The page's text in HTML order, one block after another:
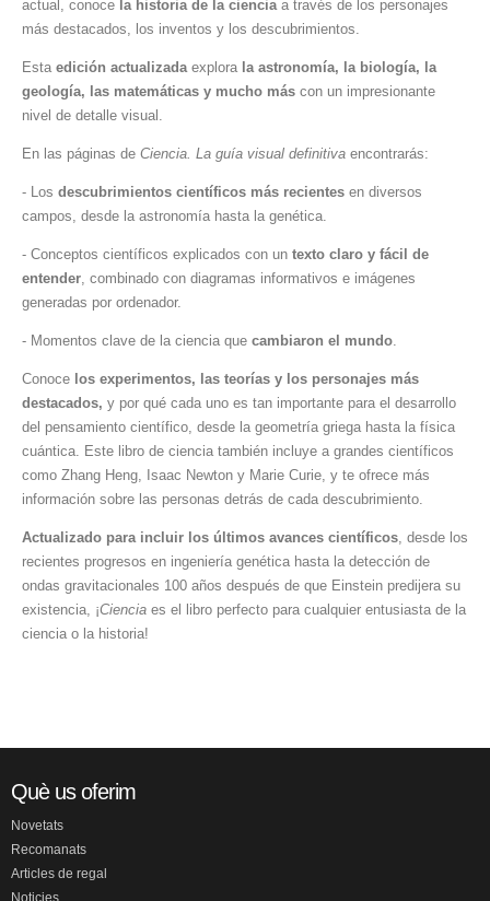
actual, conoce la historia de la ciencia a través de los personajes
más destacados, los inventos y los descubrimientos.
Esta edición actualizada explora la astronomía, la biología, la
geología, las matemáticas y mucho más con un impresionante
nivel de detalle visual.
En las páginas de Ciencia. La guía visual definitiva encontrarás:
- Los descubrimientos científicos más recientes en diversos
campos, desde la astronomía hasta la genética.
- Conceptos científicos explicados con un texto claro y fácil de
entender , combinado con diagramas informativos e imágenes
generadas por ordenador.
- Momentos clave de la ciencia que cambiaron el mundo
Conoce los experimentos, las teorías y los personajes más
destacados, y por qué cada uno es tan importante para el desarrollo
del pensamiento científico, desde la geometría griega hasta la física
cuántica. Este libro de ciencia también incluye a grandes científicos
como Zhang Heng, Isaac Newton y Marie Curie, y te ofrece más
información sobre las personas detrás de cada descubrimiento.
Actualizado para incluir los últimos avances científicos , desde los
recientes progresos en ingeniería genética hasta la detección de
ondas gravitacionales 100 años después de que Einstein predijera su
existencia, ¡Ciencia es el libro perfecto para cualquier entusiasta de la
ciencia o la historia!
Què us oferim
Novetats
Recomanats
Articles de regal
Noticies